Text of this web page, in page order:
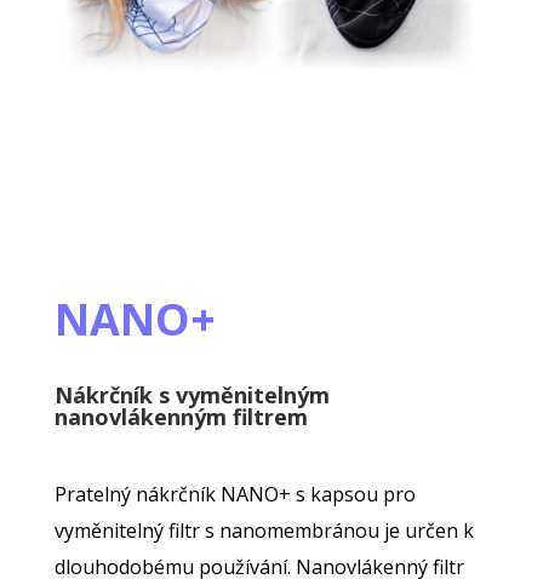
NANO+
Nákrčník s vyměnitelným
nanovlákenným filtrem
Pratelný nákrčník NANO+ s kapsou pro
vyměnitelný filtr s nanomembránou je určen k
dlouhodobému používání. Nanovlákenný filtr